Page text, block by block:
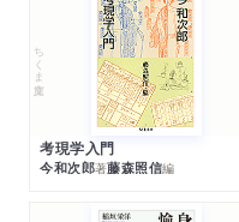
ちくま文庫
考現学入門
今和次郎著藤森照信編